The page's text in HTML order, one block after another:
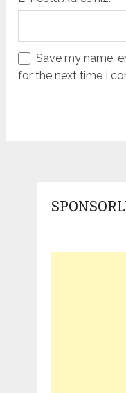
Save my name,
for the next time I